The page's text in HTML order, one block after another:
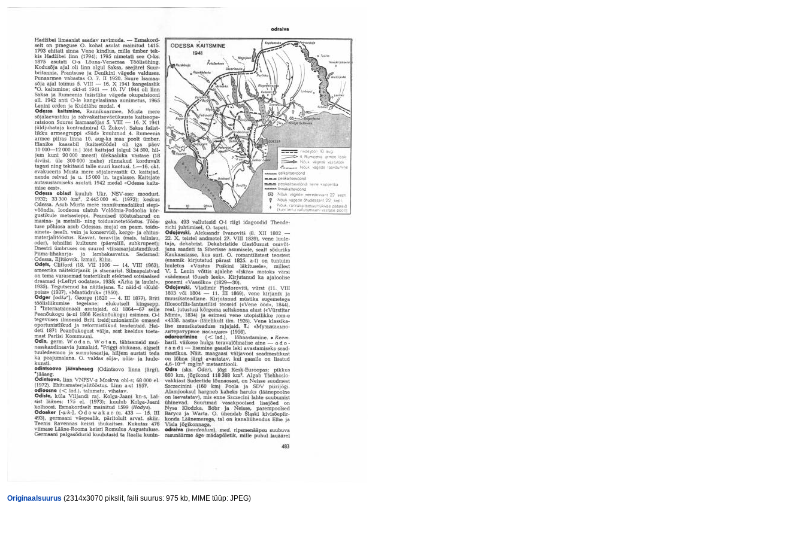
Originaalsuurus (2314x3070 pikslit, faili suurus: 975 kb, MIME tüüp: JPEG)